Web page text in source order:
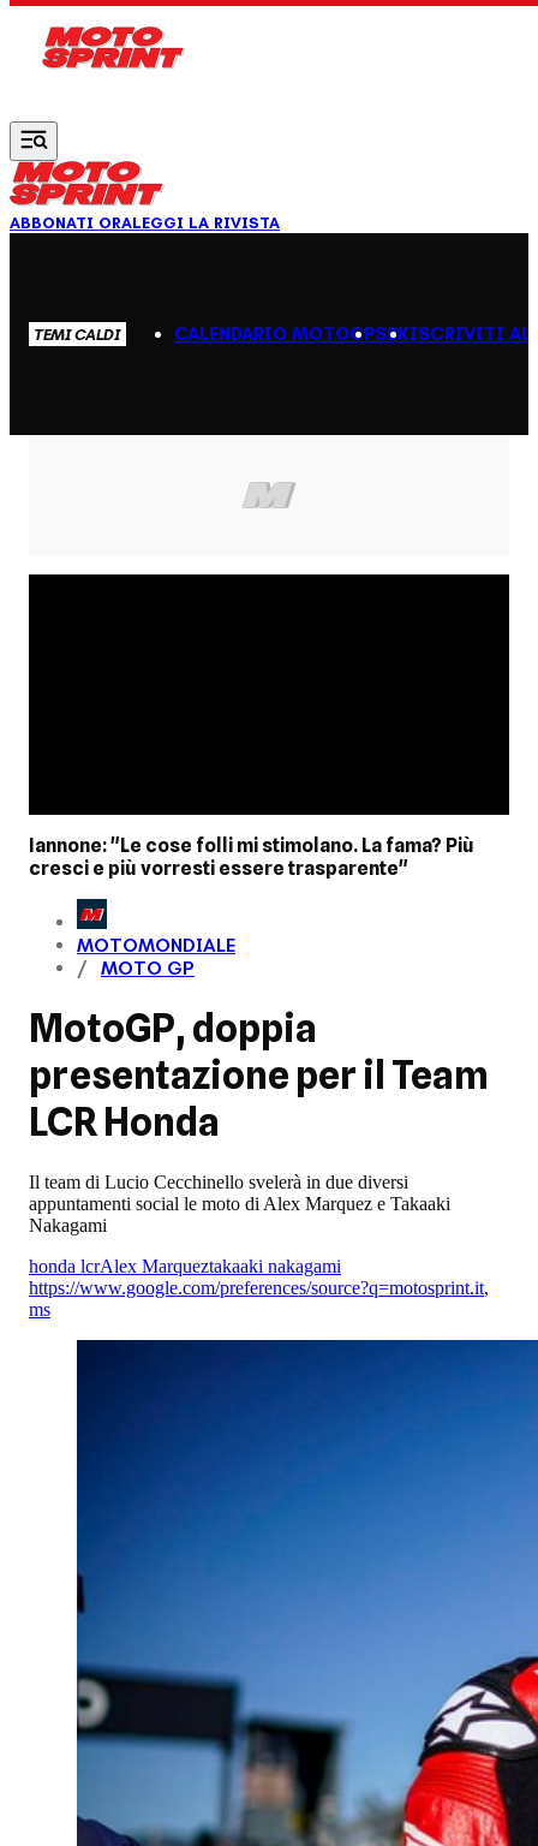
ABBONATI ORALEGGI LA RIVISTA
TEMI CALDI CALENDARIO MOTOGPSBKISCRIVITI AL
Iannone: "Le cose folli mi stimolano. La fama? Più
cresci e più vorresti essere trasparente"
MOTOMONDIALE
MOTO GP
MotoGP, doppia
presentazione per il Team
LCR Honda
Il team di Lucio Cecchinello svelerà in due diversi
appuntamenti social le moto di Alex Marquez e Takaaki
Nakagami
honda lcrAlex Marqueztakaaki nakagami
https://www.google.com/preferences/source?q=motosprint.it,
ms